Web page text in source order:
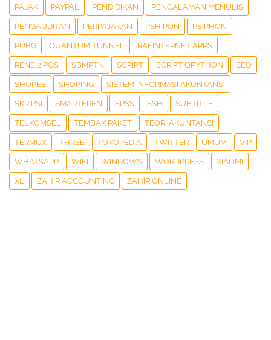
PAJAK PAYPAL PENDIDIKAN PENGALAMAN MENULIS
PENGAUDITAN PERPAJAKAN PSHIPON PSIPHON
PUBG QUANTUM TUNNEL RAFINTERNET APPS
RENE 2 POS SBMPTN SCRIPT SCRIPT QPYTHON SEO
SHOPEE SHOPING SISTEM INFORMASI AKUNTANSI
SKRIPSI SMARTFREN SPSS SSH SUBTITLE
TELKOMSEL TEMBAK PAKET TEORI AKUNTANSI
TERMUX THREE TOKOPEDIA TWITTER UMUM VIP
WHATSAPP WIFI WINDOWS WORDPRESS XIAOMI
XL ZAHIR ACCOUNTING ZAHIR ONLINE